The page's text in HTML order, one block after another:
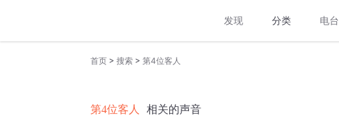
发现 分类 电台
首页 > 搜索 > 第4位客人
第4位客人 相关的声音